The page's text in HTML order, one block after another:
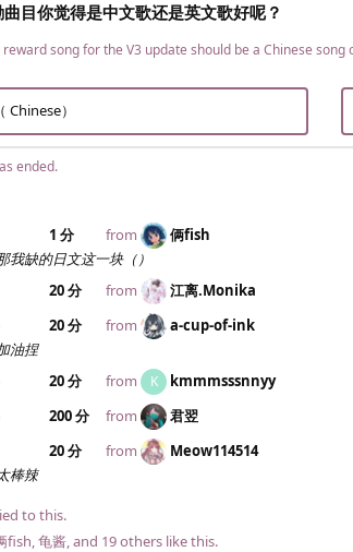
目你觉得是中文歌还是英文歌好呢？
song for the V3 update should be a Chinese song
Chinese）
ended.
1 分 from
俩fish
我缺的日文这一块（）
20 分 from
江离.​Monika
20 分 from
a-cup-of-ink
油捏
20 分 from K
kmmmsssnnyy
200 分 from
君翌
20 分 from
Meow114514
棒辣
to this.
fish 龟酱 , and 19others like this.